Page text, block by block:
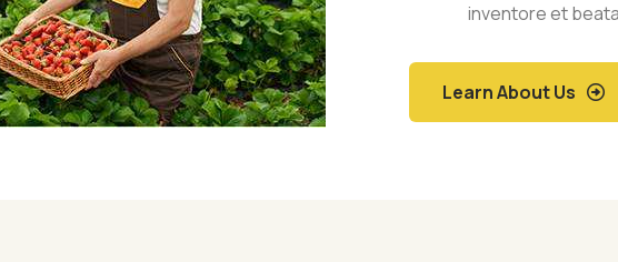
inventore et
Learn About Us